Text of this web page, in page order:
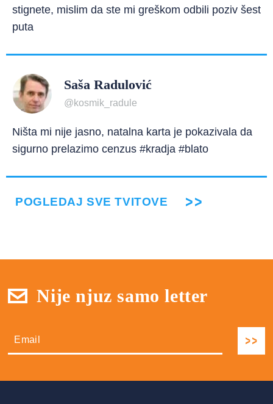
stignete, mislim da ste mi greškom odbili poziv šest
puta
Saša Radulović
@kosmik_radule
Ništa mi nije jasno, natalna karta je pokazivala da
sigurno prelazimo cenzus #kradja #blato
POGLEDAJ SVE TVITOVE
Nije njuz samo letter